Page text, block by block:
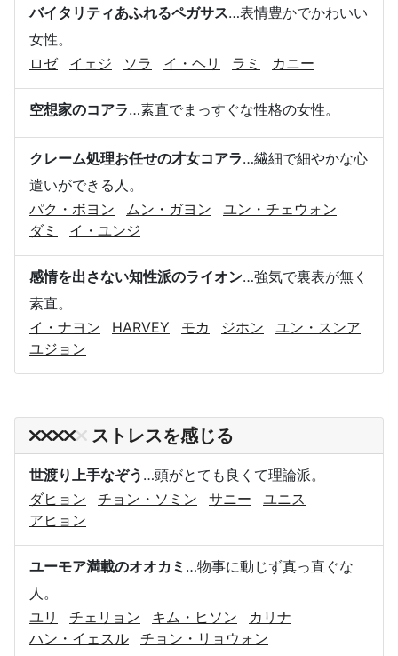
バイタリティあふれるペガサス…表情豊かでかわいい
女性。
ロゼ
イェジ ソラ イ・ヘリ ラミ カニー
空想家のコアラ…素直でまっすぐな性格の女性。
クレーム処理お任せの才女コアラ…繊細で細やかな心
遣いができる人。
パク・ボヨン
ムン・ガヨン
ユン・チェウォン
ダミ
イ・ユンジ
感情を出さない知性派のライオン…強気で裏表が無く
素直。
イ・ナヨン
HARVEY モカ ジホン
ユン・スンア
ユジョン
ストレスを感じる
世渡り上手なぞう …頭がとても良くて理論派。
ダヒョン
チョン・ソミン サニー
ユニス
アヒョン
ユーモア満載のオオカミ …物事に動じず真っ直ぐな
人。
ユリ
チェリョン キム・ヒソン
カリナ
ハン・イェスル
チョン・リョウォン